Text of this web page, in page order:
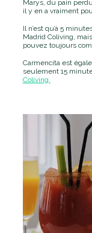
Marys, du pain
il y en a vraiment
Il n’est qu’à 5
Madrid Coliving,
pouvez toujours
Carmencita est
seulement 15
Coliving.